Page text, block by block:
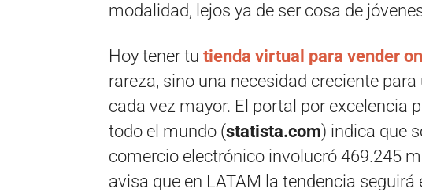
modalidad, lejos ya de ser cosa de
Hoy tener tu tienda virtual para vender
rareza, sino una necesidad creciente
cada vez mayor. El portal por excelencia
todo el mundo (statista.com) indica que
comercio electrónico involucró 469.245
avisa que en LATAM la tendencia